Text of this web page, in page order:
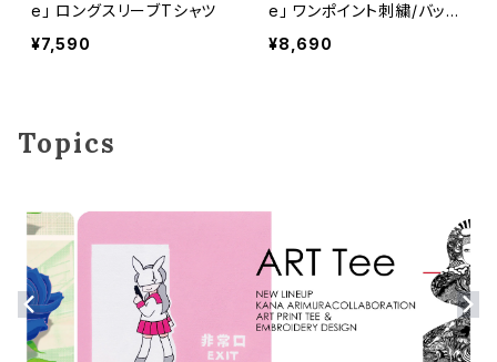
e」 ロングスリーブTシャツ
¥7,590
e」 ワンポイント刺繍/バック
プリント ロングスリーブシャ
¥8,690
Topics